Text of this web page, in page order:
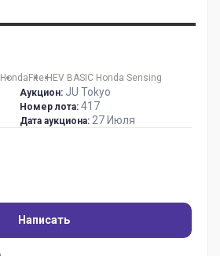
HondaFite:HEV BASIC Honda Sensing
Аукцион: JU Tokyo
Номер лота: 417
Дата аукциона: 27 Июля
Написать